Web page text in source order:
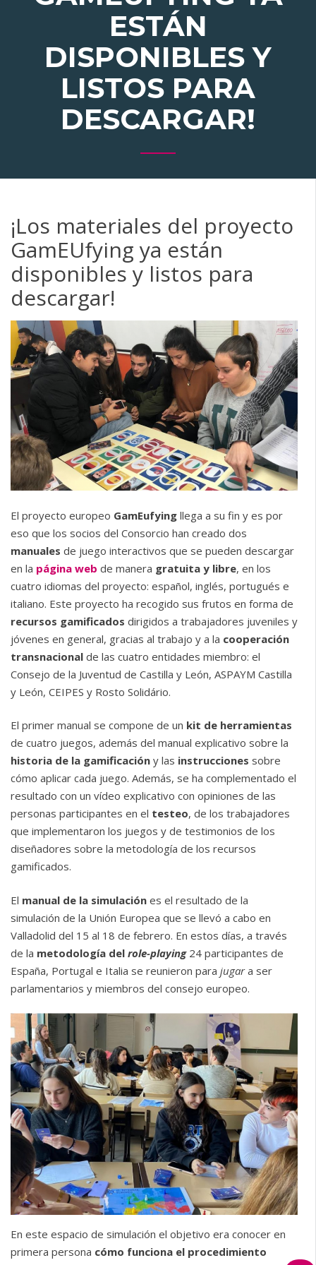
ESTÁN
DISPONIBLES Y
LISTOS PARA
DESCARGAR!
¡Los materiales del proyecto
GamEUfying ya están
disponibles y listos para
descargar!
El proyecto europeo GamEufying llega a su fin y es por
eso que los socios del Consorcio han creado dos
manuales de juego interactivos que se pueden descargar
en la página web de manera gratuita y libre, en los
cuatro idiomas del proyecto: español, inglés, portugués e
italiano. Este proyecto ha recogido sus frutos en forma de
recursos gamificados dirigidos a trabajadores juveniles y
jóvenes en general, gracias al trabajo y a la cooperación
transnacional de las cuatro entidades miembro: el
Consejo de la Juventud de Castilla y León, ASPAYM Castilla
y León, CEIPES y Rosto Solidário.
El primer manual se compone de un kit de herramientas
de cuatro juegos, además del manual explicativo sobre la
historia de la gamificación y las instrucciones sobre
cómo aplicar cada juego. Además, se ha complementado el
resultado con un vídeo explicativo con opiniones de las
personas participantes en el testeo, de los trabajadores
que implementaron los juegos y de testimonios de los
diseñadores sobre la metodología de los recursos
gamificados.
El manual de la simulación es el resultado de la
simulación de la Unión Europea que se llevó a cabo en
Valladolid del 15 al 18 de febrero. En estos días, a través
de la metodología del role-playing 24 participantes de
España, Portugal e Italia se reunieron para jugara ser
parlamentarios y miembros del consejo europeo.
En este espacio de simulación el objetivo era conocer en
primera persona cómo funciona el procedimiento